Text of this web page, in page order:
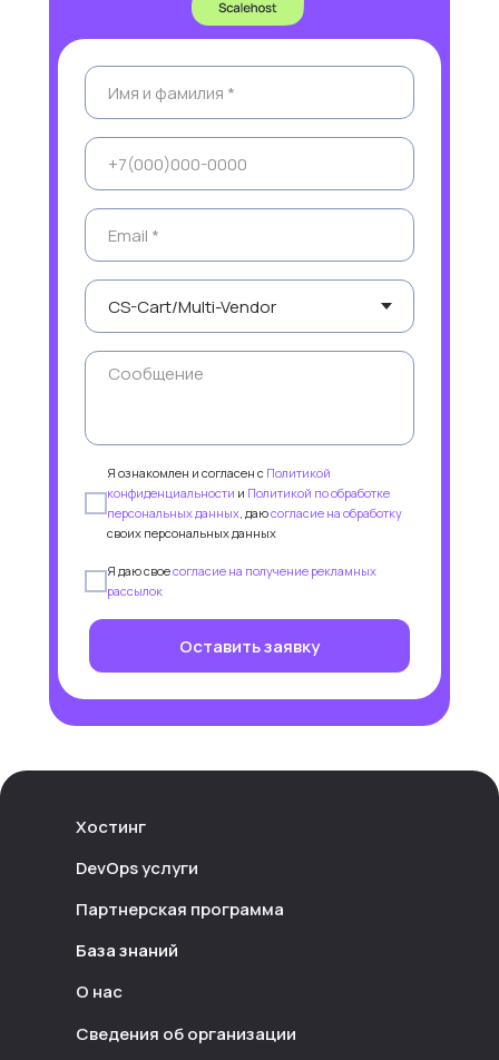
Я ознакомлен и согласен с Политикой
конфиденциальности и Политикой по обработке
персональных данных, даюсогласие на обработку
своих персональных данных
Я даю своесогласие на получение рекламных
рассылок
Оставить заявку
Хостинг
О нас
Сведения об организации
DevOps услуги
Партнерская программа
База знаний